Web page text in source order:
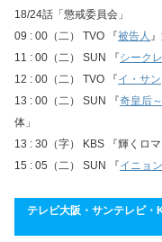
18/24話「懲戒委員会」
09 : 00（二） TVO 『被告人
11 : 00（二） SUN 『シーク
12 : 00（二） TVO 『イ・サン
13 : 00（二） SUN 『奇皇后
体」
13 : 30（字） KBS 『輝くロ
15 : 05（二） SUN 『イニョ
テレビ大阪・サンテレビ